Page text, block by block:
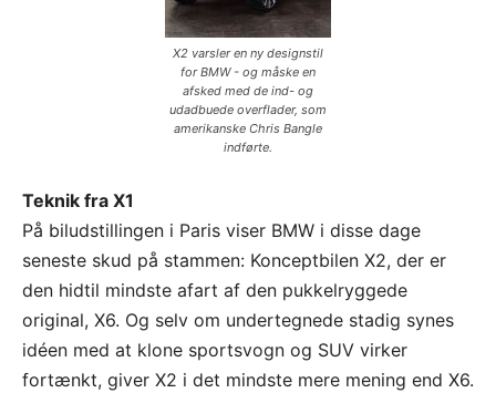
X2 varsler en ny designstil
for BMW - og måske en
afsked med de ind- og
udadbuede overflader, som
amerikanske Chris Bangle
indførte.
Teknik fra X1
På biludstillingen i Paris viser BMW i disse dage
seneste skud på stammen: Konceptbilen X2, der er
den hidtil mindste afart af den pukkelryggede
original, X6. Og selv om undertegnede stadig synes
idéen med at klone sportsvogn og SUV virker
fortænkt, giver X2 i det mindste mere mening end X6.